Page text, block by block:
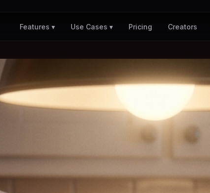
Features ▾ Use Cases ▾ Pricing Creators